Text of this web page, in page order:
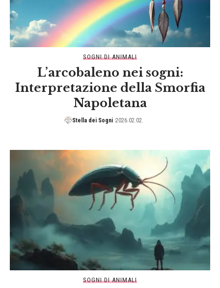
SOGNI DI ANIMALI
L’arcobaleno nei sogni:
Interpretazione della Smorfia
Napoletana
Stella dei Sogni 2026.02.02.
SOGNI DI ANIMALI